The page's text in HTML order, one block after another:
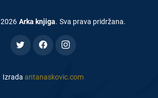
2026 Arka knjiga. Sva prava pridržana.
Izrada antanaskovic.com